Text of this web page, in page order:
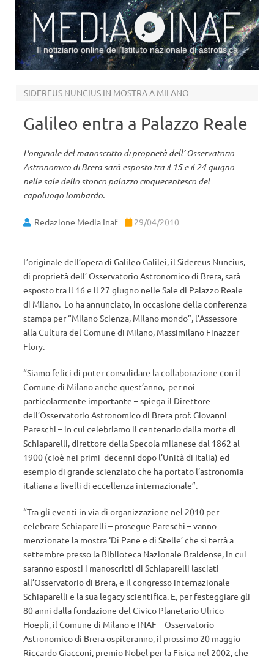
Il notiziario online dell’Istituto nazionale di astrofisica
SIDEREUS NUNCIUS IN MOSTRA A MILANO
Galileo entra a Palazzo Reale
L'originale del manoscritto di proprietà dell’ Osservatorio
Astronomico di Brera sarà esposto tra il 15 e il 24 giugno
nelle sale dello storico palazzo cinquecentesco del
capoluogo lombardo.
Redazione Media Inaf 29/04/2010
L’originale dell’opera di Galileo Galilei, il Sidereus Nuncius,
di proprietà dell’ Osservatorio Astronomico di Brera, sarà
esposto tra il 16 e il 27 giugno nelle Sale di Palazzo Reale
di Milano. Lo ha annunciato, in occasione della conferenza
stampa per “Milano Scienza, Milano mondo”, l’Assessore
alla Cultura del Comune di Milano, Massimilano Finazzer
Flory.
“Siamo felici di poter consolidare la collaborazione con il
Comune di Milano anche quest’anno, per noi
particolarmente importante – spiega il Direttore
dell’Osservatorio Astronomico di Brera prof. Giovanni
Pareschi – in cui celebriamo il centenario dalla morte di
Schiaparelli, direttore della Specola milanese dal 1862 al
1900 (cioè nei primi decenni dopo l’Unità di Italia) ed
esempio di grande scienziato che ha portato l’astronomia
italiana a livelli di eccellenza internazionale”.
“Tra gli eventi in via di organizzazione nel 2010 per
celebrare Schiaparelli – prosegue Pareschi – vanno
menzionate la mostra ‘Di Pane e di Stelle’ che si terrà a
settembre presso la Biblioteca Nazionale Braidense, in cui
saranno esposti i manoscritti di Schiaparelli lasciati
all’Osservatorio di Brera, e il congresso internazionale
Schiaparelli e la sua legacy scientifica. E, per festeggiare gli
80 anni dalla fondazione del Civico Planetario Ulrico
Hoepli, il Comune di Milano e INAF – Osservatorio
Astronomico di Brera ospiteranno, il prossimo 20 maggio
Riccardo Giacconi, premio Nobel per la Fisica nel 2002, che